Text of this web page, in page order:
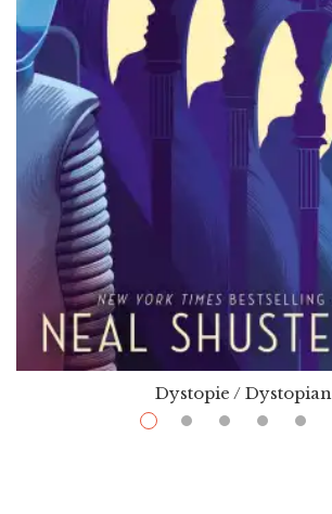
Dystopie / Dystopian
$ 13.99 $32.00